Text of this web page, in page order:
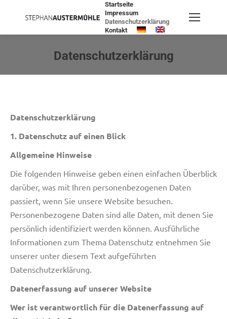
Startseite
Impressum
Datenschutzerklärung
Kontakt
Datenschutzerklärung
Datenschutzerklärung
1. Datenschutz auf einen Blick
Allgemeine Hinweise
Die folgenden Hinweise geben einen einfachen Überblick
darüber, was mit Ihren personenbezogenen Daten
passiert, wenn Sie unsere Website besuchen.
Personenbezogene Daten sind alle Daten, mit denen Sie
persönlich identifiziert werden können. Ausführliche
Informationen zum Thema Datenschutz entnehmen Sie
unserer unter diesem Text aufgeführten
Datenschutzerklärung.
Datenerfassung auf unserer Website
Wer ist verantwortlich für die Datenerfassung auf